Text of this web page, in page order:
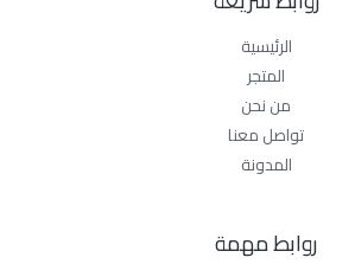
الرئيسية
المتجر
من نحن
تواصل معنا
المدونة
روابط مهمة